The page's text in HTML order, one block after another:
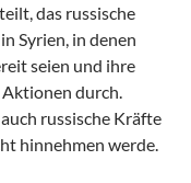
das russische
Syrien, in denen
seien und ihre
durch.
russische Kräfte
hinnehmen werde.